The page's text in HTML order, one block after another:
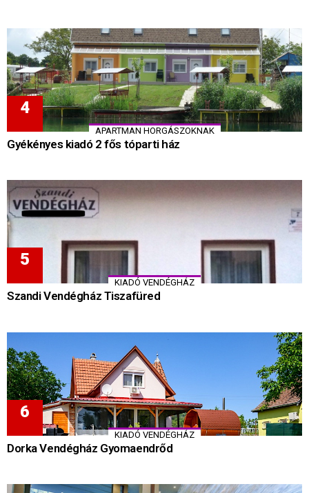
APARTMAN HORGÁSZOKNAK
Gyékényes kiadó 2 fős tóparti ház
KIADÓ VENDÉGHÁZ
Szandi Vendégház Tiszafüred
KIADÓ VENDÉGHÁZ
Dorka Vendégház Gyomaendrőd